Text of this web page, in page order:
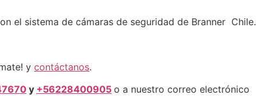
el sistema de cámaras de seguridad de Branner Chile.
y contáctanos.
y +56228400905 o a nuestro correo electrónico